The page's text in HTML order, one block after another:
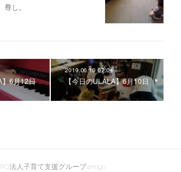
し。
】6月12日
2019.06.10 07:04
【今日のULALA】6月10日
法人子育て支援グループamigo